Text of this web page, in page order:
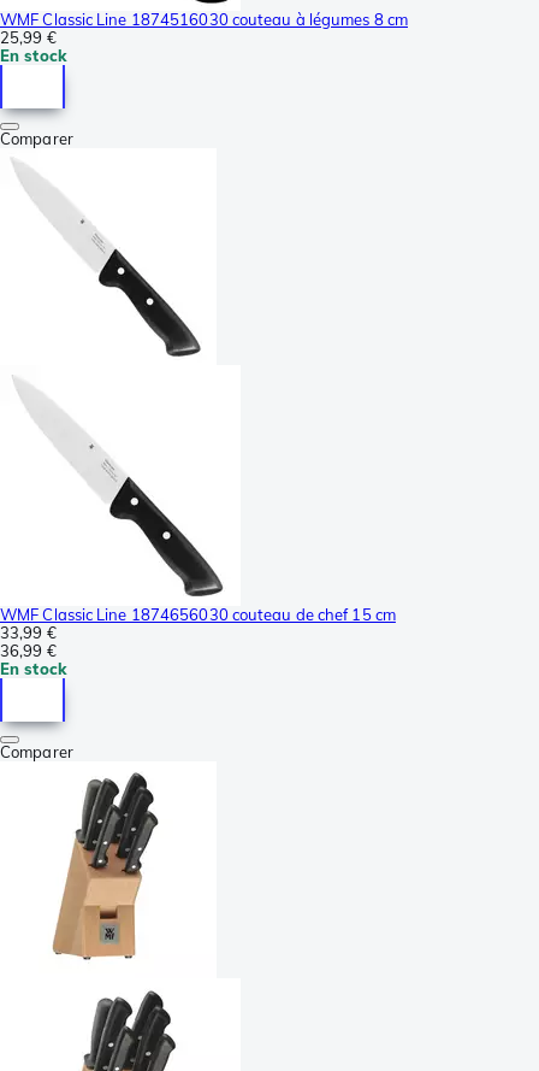
WMF Classic Line 1874516030 couteau à légumes 8 cm
25,99 €
En stock
Comparer
WMF Classic Line 1874656030 couteau de chef 15 cm
33,99 €
36,99 €
En stock
Comparer